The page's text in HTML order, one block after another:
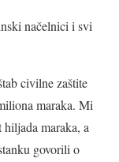
načelnici i svi
civilne zaštite
maraka. Mi
maraka, a
govorili o